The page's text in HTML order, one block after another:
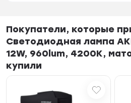
Покупатели, которые
Светодиодная лампа
12W, 960lum, 4200K,
купили